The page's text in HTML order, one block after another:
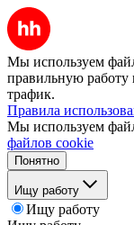
Мы используем
правильную работу
трафик.
Правила
Мы используем
файлов cookie
Понятно
Ищу работу
Ищу работу